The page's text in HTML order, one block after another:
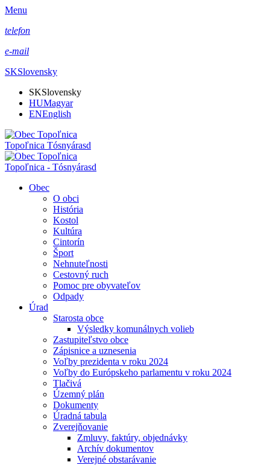
Menu
telefon
e-mail
SKSlovensky
SKSlovensky
HUMagyar
ENEnglish
Topoľnica Tósnyárasd
Topoľnica - Tósnyárasd
Obec
O obci
História
Kostol
Kultúra
Cintorín
Šport
Nehnuteľnosti
Cestovný ruch
Pomoc pre obyvateľov
Odpady
Úrad
Starosta obce
Výsledky komunálnych volieb
Zastupiteľstvo obce
Zápisnice a uznesenia
Voľby prezidenta v roku 2024
Voľby do Európskeho parlamentu v roku 2024
Tlačivá
Územný plán
Dokumenty
Úradná tabula
Zverejňovanie
Zmluvy, faktúry, objednávky
Archív dokumentov
Verejné obstarávanie